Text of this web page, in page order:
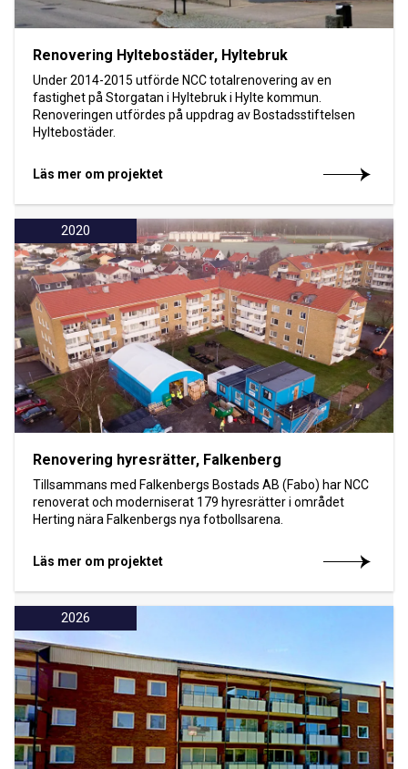
Renovering Hyltebostäder, Hyltebruk
Under 2014-2015 utförde NCC totalrenovering av en
fastighet på Storgatan i Hyltebruk i Hylte kommun.
Renoveringen utfördes på uppdrag av Bostadsstiftelsen
Hyltebostäder.
Läs mer om projektet
2020
Renovering hyresrätter, Falkenberg
Tillsammans med Falkenbergs Bostads AB (Fabo) har NCC
renoverat och moderniserat 179 hyresrätter i området
Herting nära Falkenbergs nya fotbollsarena.
Läs mer om projektet
2026